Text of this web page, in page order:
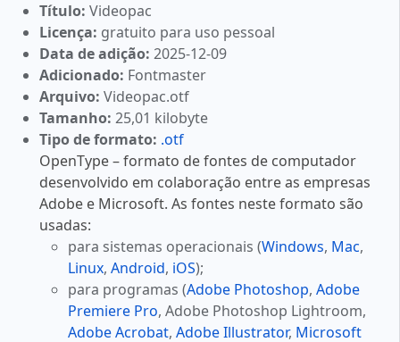
Título: Videopac
Licença: gratuito para uso pessoal
Data de adição: 2025-12-09
Adicionado: Fontmaster
Arquivo: Videopac.otf
Tamanho: 25,01 kilobyte
Tipo de formato: .otf
OpenType – formato de fontes de computador
desenvolvido em colaboração entre as empresas
Adobe e Microsoft. As fontes neste formato são
usadas:
para sistemas operacionais (Windows, Mac,
Linux, Android, iOS);
para programas (Adobe Photoshop, Adobe
Premiere Pro, Adobe Photoshop Lightroom,
Adobe Acrobat, Adobe Illustrator, Microsoft